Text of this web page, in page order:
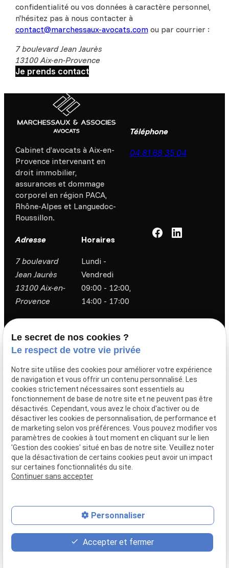
confidentialité ou vos données à caractère personnel,
n'hésitez pas à nous contacter à
contact@marchessaux-avocats.comou par courrier :
7 boulevard Jean Jaurès
13100 Aix-en-Provence
Je prends contact
Cabinet d’avocats à Aix-en-
Provence intervenant en
droit immobilier,
assurances et dommage
corporel en région PACA,
Rhône-Alpes et Languedoc-
Roussillon.
Téléphone
04 81 68 35 04
Adresse
7 boulevard
Jean Jaurès
13100 Aix-en-
Provence
Horaires
Lundi -
Vendredi
09:00 - 12:00,
14:00 - 17:00
Accueil
Le Cabinet
Équipe
Honoraires
Actualités
Dommage corporel et responsabilité médicale
Droit de la construction
Droit immobilier
Je prends contact
place
Plan d'accès
contact_page
Contact
phone
04 81 68 35 04
Le secret de nos cookies ?
Le respect de votre vie privée
Notre site utilise des cookies pour améliorer votre expérience
de navigation et vous offrir un contenu personnalisé. Les
cookies strictement nécessaires sont essentiels au
fonctionnement de base de notre site et ne peuvent pas être
désactivés. Cependant, vous avez le choix d'activer ou de
désactiver les cookies de personnalisation, de performance et
de marketing selon vos préférences. Vous pouvez modifier vos
paramètres de cookies à tout moment en cliquant sur le lien
'Gestion des cookies' situé en bas de notre site. Veuillez noter
que la désactivation de certains cookies peut avoir un impact
sur certaines fonctionnalités du site.
Continuer sans accepter
Personnaliser
Accepter et fermer